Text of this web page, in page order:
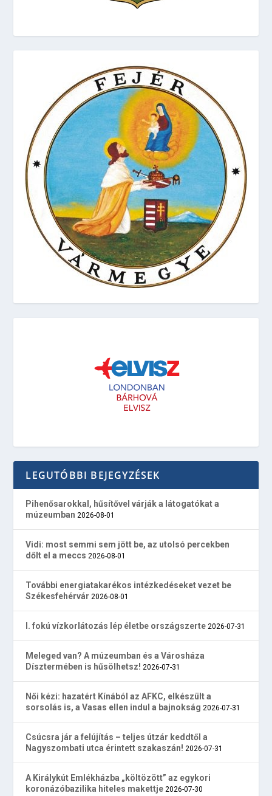
LEGUTÓBBI BEJEGYZÉSEK
Pihenősarokkal, hűsítővel várják a látogatókat a
múzeumban 2026-08-01
Vidi: most semmi sem jött be, az utolsó percekben
dőlt el a meccs 2026-08-01
További energiatakarékos intézkedéseket vezet be
Székesfehérvár 2026-08-01
I. fokú vízkorlátozás lép életbe országszerte 2026-07-31
Meleged van? A múzeumban és a Városháza
Dísztermében is hűsölhetsz! 2026-07-31
Női kézi: hazatért Kínából az AFKC, elkészült a
sorsolás is, a Vasas ellen indul a bajnokság 2026-07-31
Csúcsra jár a felújítás – teljes útzár keddtől a
Nagyszombati utca érintett szakaszán! 2026-07-31
A Királykút Emlékházba „költözött” az egykori
koronázóbazilika hiteles makettje 2026-07-30